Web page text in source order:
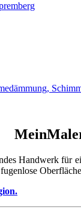
Handwerk